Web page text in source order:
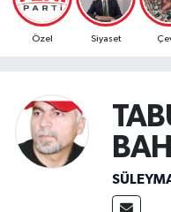
Özel Siyaset
Eğitim
Gündem
Haber Reklam
Süper Lig Puan
Son Dakika
Haber Arşivi